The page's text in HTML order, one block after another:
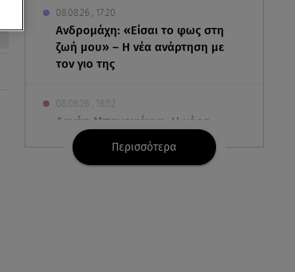
08.08.26 , 17:20
Ανδρομάχη: «Είσαι το φως στη
ζωή μου» – Η νέα ανάρτηση με
τον γιο της
08.08.26 , 16:52
Δανάη Μπακογιάννη: Η κόρη
του Κώστα Μπακογιάννη έκανε
πανελλήνιο ρεκόρ
Περισσότερα